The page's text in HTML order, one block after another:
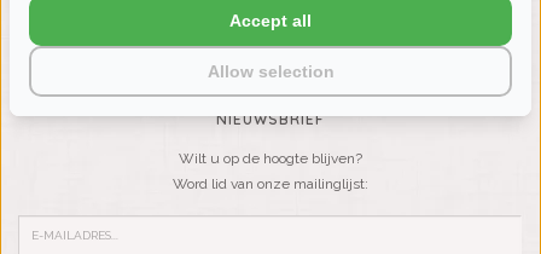
VRAGEN? BEL DAN
+31 (0) 575 511817
NIEUWSBRIEF
Wilt u op de hoogte blijven?
Word lid van onze mailinglijst:
Allow selection
Accept all